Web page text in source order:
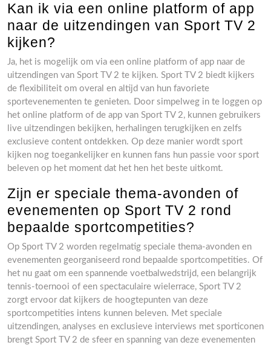
Kan ik via een online platform of app
naar de uitzendingen van Sport TV 2
kijken?
Ja, het is mogelijk om via een online platform of app naar de
uitzendingen van Sport TV 2 te kijken. Sport TV 2 biedt kijkers
de flexibiliteit om overal en altijd van hun favoriete
sportevenementen te genieten. Door simpelweg in te loggen op
het online platform of de app van Sport TV 2, kunnen gebruikers
live uitzendingen bekijken, herhalingen terugkijken en zelfs
exclusieve content ontdekken. Op deze manier wordt sport
kijken nog toegankelijker en kunnen fans hun passie voor sport
beleven op het moment dat het hen het beste uitkomt.
Zijn er speciale thema-avonden of
evenementen op Sport TV 2 rond
bepaalde sportcompetities?
Op Sport TV 2 worden regelmatig speciale thema-avonden en
evenementen georganiseerd rond bepaalde sportcompetities. Of
het nu gaat om een spannende voetbalwedstrijd, een belangrijk
tennis-toernooi of een spectaculaire wielerrace, Sport TV 2
zorgt ervoor dat kijkers de hoogtepunten van deze
sportcompetities intens kunnen beleven. Met speciale
uitzendingen, analyses en exclusieve interviews met sporticonen
brengt Sport TV 2 de sfeer en spanning van deze evenementen